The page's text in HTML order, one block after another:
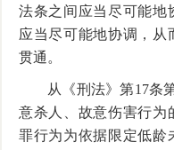
法条之间应当尽可能地
应当尽可能地协调，从
贯通。
从《刑法》第17条
意杀人、故意伤害行为
罪行为为依据限定低龄